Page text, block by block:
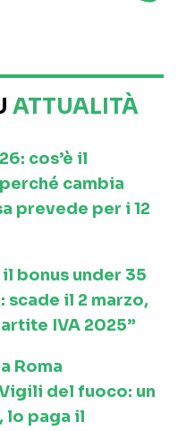
ATTUALITÀ
cos’è il
cambia
prevede per i 12
bonus under 35
scade il 2 marzo,
IVA 2025”
Roma
del fuoco: un
lo paga il